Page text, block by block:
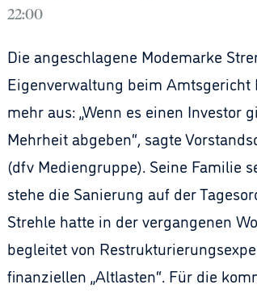
22:00
Die angeschlagene Modemarke
Eigenverwaltung beim
mehr aus: „Wenn es einen
Mehrheit abgeben“, sagte
(dfv Mediengruppe). Seine Familie
stehe die Sanierung auf der
Strehle hatte in der vergangenen
begleitet von
finanziellen „Altlasten“. Für die